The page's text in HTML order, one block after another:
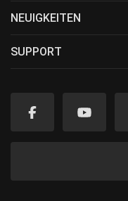
NEUIGKEITEN
SUPPORT